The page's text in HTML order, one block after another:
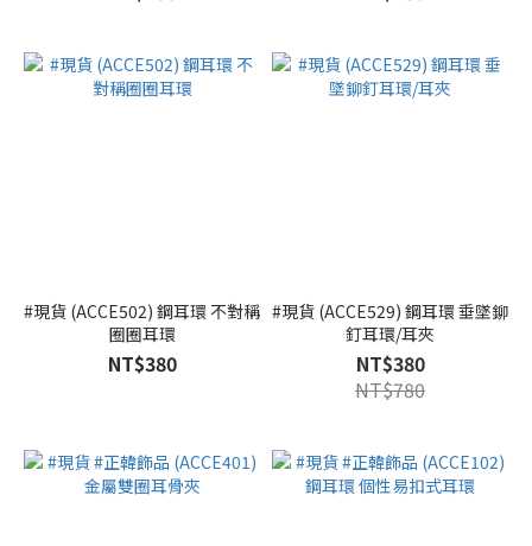
#現貨 (ACCE502) 鋼耳環 不對稱
圈圈耳環
NT$380
#現貨 (ACCE529) 鋼耳環 垂墜鉚
釘耳環/耳夾
NT$380
NT$780